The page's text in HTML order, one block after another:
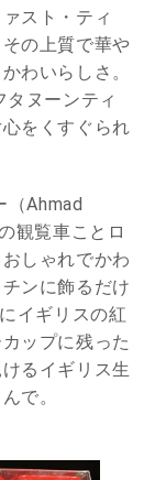
スト・ティ
の上質で華や
わいらしさ。
ヌーンティ
をくすぐられ
（Ahmad
観覧車ことロ
しゃれでかわ
ンに飾るだけ
イギリスの紅
ップに残った
るイギリス生
で。